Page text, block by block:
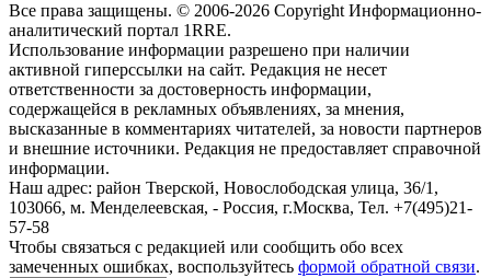
Все права защищены. © 2006-2026 CopyrightИнформационно-
аналитический портал 1RRE.
Использование информации разрешено при наличии
активной гиперссылки на сайт. Редакция не несет
ответственности за достоверность информации,
содержащейся в рекламных объявлениях, за мнения,
высказанные в комментариях читателей, за новости партнеров
и внешние источники. Редакция не предоставляет справочной
информации.
Наш адрес: район Тверской, Новослободская улица, 36/1,
103066, м. Менделеевская, - Россия, г.Москва, Тел. +7(495)21-
57-58
Чтобы связаться с редакцией или сообщить обо всех
замеченных ошибках, воспользуйтесь формой обратной связи.